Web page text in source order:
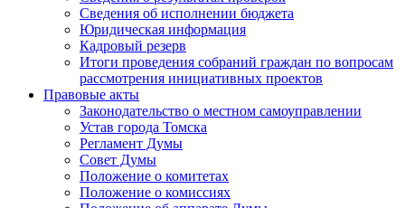
Сведения об исполнении бюджета
Юридическая информация
Кадровый резерв
Итоги проведения собраний граждан по вопросам
рассмотрения инициативных проектов
Правовые акты
Законодательство о местном самоуправлении
Устав города Томска
Регламент Думы
Совет Думы
Положение о комитетах
Положение о комиссиях